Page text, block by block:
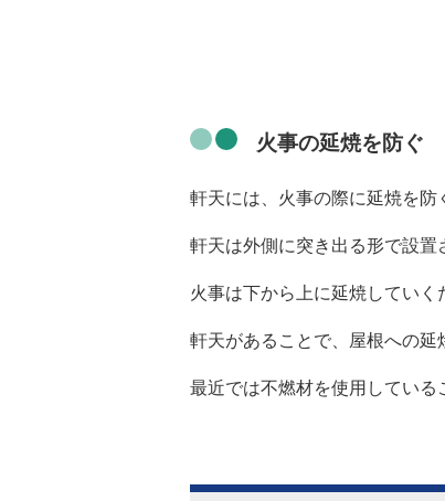
火事の延焼を防ぐ
軒天には、火事の際に延焼を防
軒天は外側に突き出る形で設置
火事は下から上に延焼してい
軒天があることで、屋根への延
最近では不燃材を使用してい